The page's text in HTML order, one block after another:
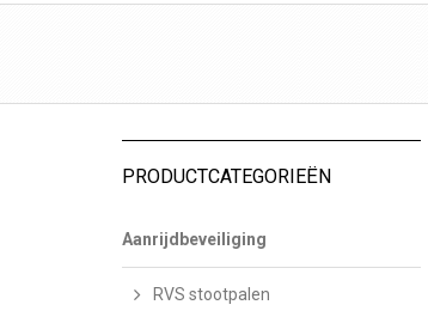
PRODUCTCATEGORIEËN
Aanrijdbeveiliging
RVS stootpalen